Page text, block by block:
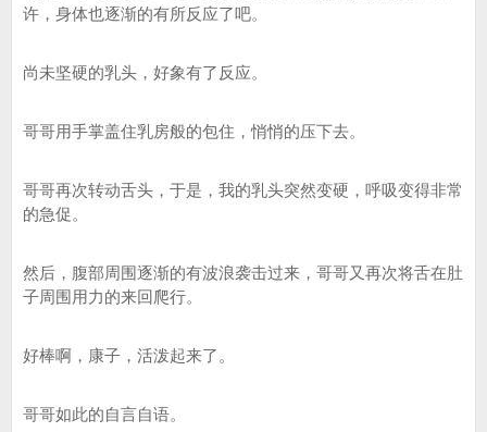
许，身体也逐渐的有所反应了吧。
尚未坚硬的乳头，好象有了反应。
哥哥用手掌盖住乳房般的包住，悄悄的压下去。
哥哥再次转动舌头，于是，我的乳头突然变硬，呼吸变得非常
的急促。
然后，腹部周围逐渐的有波浪袭击过来，哥哥又再次将舌在肚
子周围用力的来回爬行。
好棒啊，康子，活泼起来了。
哥哥如此的自言自语。